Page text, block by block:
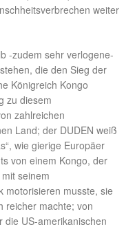
weiter
-zudem sehr verlogene-
die den Sieg der
Königreich Kongo
zu diesem
zahlreichen
Land; der DUDEN weiß
wie gierige Europäer
von einem Kongo, der
seinem
motorisieren musste, sie
reicher machte; von
US-amerikanischen